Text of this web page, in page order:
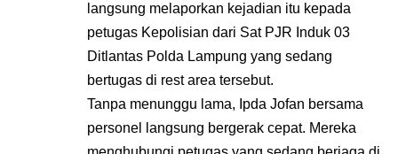
langsung melaporkan kejadian itu kepada
petugas Kepolisian dari Sat PJR Induk 03
Ditlantas Polda Lampung yang sedang
bertugas di rest area tersebut.
Tanpa menunggu lama, Ipda Jofan bersama
personel langsung bergerak cepat. Mereka